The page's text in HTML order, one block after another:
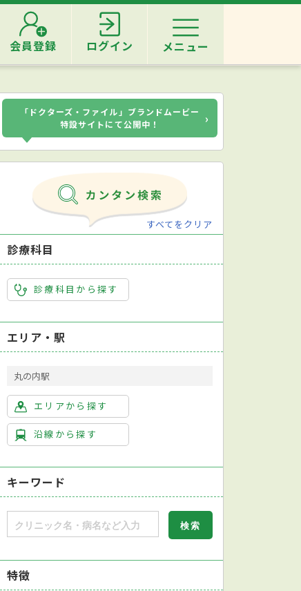
会員登録 ログイン メニュー
「ドクターズ・ファイル」ブランドムービー
特設サイトにて公開中！
›
すべてをクリア
診療科目
診療科目から探す
エリア・駅
丸の内駅
エリアから探す
沿線から探す
キーワード
特徴